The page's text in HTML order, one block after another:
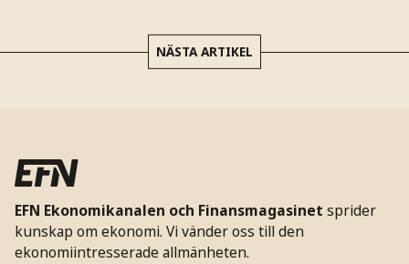
NÄSTA ARTIKEL
EFN Ekonomikanalen och Finansmagasinet sprider
kunskap om ekonomi. Vi vänder oss till den
ekonomiintresserade allmänheten.